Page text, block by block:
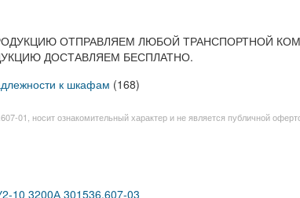
ОТПРАВЛЯЕМ ЛЮБОЙ ТРАНСПОРТНОЙ
ДОСТАВЛЯЕМ БЕСПЛАТНО.
к шкафам (168)
носит ознакомительный характер и не является публичной
3200А 301536.607-03